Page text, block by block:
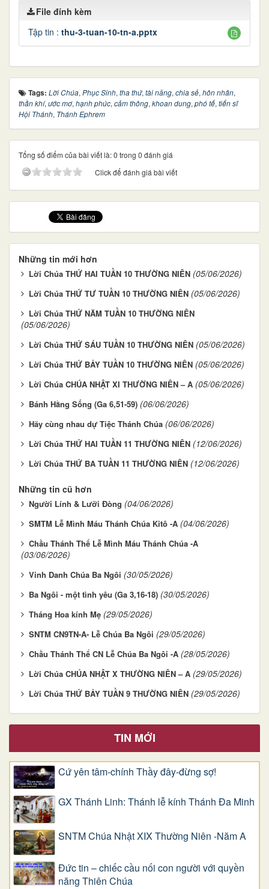
File đính kèm
Tập tin : thu-3-tuan-10-tn-a.pptx
Tags: Lời Chúa, Phục Sinh, tha thứ, tài năng, chia sẻ, hôn nhân,
thần khí, ước mơ, hạnh phúc, cảm thông, khoan dung, phó tế, tiến sĩ
Hội Thánh, Thánh Ephrem
Tổng số điểm của bài viết là: 0 trong 0 đánh giá
Click để đánh giá bài viết
Những tin mới hơn
Lời Chúa THỨ HAI TUẦN 10 THƯỜNG NIÊN (05/06/2026)
Lời Chúa THỨ TƯ TUẦN 10 THƯỜNG NIÊN (05/06/2026)
Lời Chúa THỨ NĂM TUẦN 10 THƯỜNG NIÊN
(05/06/2026)
Lời Chúa THỨ SÁU TUẦN 10 THƯỜNG NIÊN (05/06/2026)
Lời Chúa THỨ BẢY TUẦN 10 THƯỜNG NIÊN (05/06/2026)
Lời Chúa CHÚA NHẬT XI THƯỜNG NIÊN – A (05/06/2026)
Bánh Hằng Sống (Ga 6,51-59) (06/06/2026)
Hãy cùng nhau dự Tiệc Thánh Chúa (06/06/2026)
Lời Chúa THỨ HAI TUẦN 11 THƯỜNG NIÊN (12/06/2026)
Lời Chúa THỨ BA TUẦN 11 THƯỜNG NIÊN (12/06/2026)
Những tin cũ hơn
Người Lính & Lưỡi Đòng (04/06/2026)
SMTM Lễ Mình Máu Thánh Chúa Kitô -A (04/06/2026)
Chầu Thánh Thể Lễ Mình Máu Thánh Chúa -A
(03/06/2026)
Vinh Danh Chúa Ba Ngôi (30/05/2026)
Ba Ngôi - một tình yêu (Ga 3,16-18) (30/05/2026)
Tháng Hoa kính Mẹ (29/05/2026)
SNTM CN9TN-A- Lễ Chúa Ba Ngôi (29/05/2026)
Chầu Thánh Thể CN Lễ Chúa Ba Ngôi -A (28/05/2026)
Lời Chúa CHÚA NHẬT X THƯỜNG NIÊN – A (29/05/2026)
Lời Chúa THỨ BẢY TUẦN 9 THƯỜNG NIÊN (29/05/2026)
TIN MỚI
Cứ yên tâm-chính Thầy đây-đừng sợ!
GX Thánh Linh: Thánh lễ kính Thánh Đa Minh
SNTM Chúa Nhật XIX Thường Niên -Năm A
Đức tin – chiếc cầu nối con người với quyền
năng Thiên Chúa